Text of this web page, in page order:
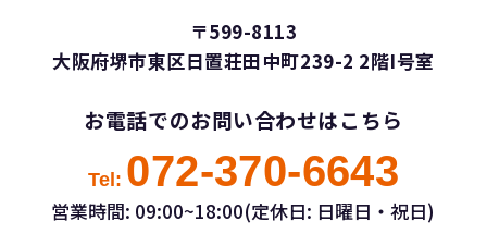
〒599-8113
大阪府堺市東区日置荘田中町239-2 2階I号室
お電話でのお問い合わせはこちら
Tel: 072-370-6643
営業時間: 09:00~18:00(定休日: 日曜日・祝日)